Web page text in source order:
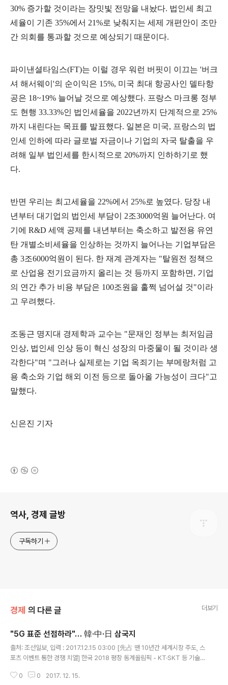
30% 증가할 것이라는 장밋빛 전망을 내놨다. 법인세 최고
세율이 기존 35%에서 21%로 낮춰지는 세제 개편안이 조만
간 의회를 통과할 것으로 예상되기 때문이다.
파이낸셜타임스(FT)는 이럴 경우 워런 버핏이 이끄는 '버크
셔 해서웨이 '의 순이익은 15%, 미국 최대 항공사인 델타항
공은 18~19% 늘어날 것으로 예상했다. 프랑스 마크롱 정부
도 현행 33.33%인 법인세율을 2022년까지 단계적으로 25%
까지 내린다는 목표를 발표했다. 일본은 미국, 프랑스의 법
인세 인하에 따라 글로벌 자금이나 기업의 자국 탈출을 우
려해 일부 법인세를 한시적으로 20%까지 인하하기로 했
다.
반면 우리는 최고세율을 22%에서 25%로 높였다. 당장 내
년부터 대기업의 법인세 부담이 2조3000억원 늘어난다. 여
기에 R&D 세액 공제를 내년부터는 축소하고 발전용 유연
탄 개별소비세율을 인상하는 것까지 늘어나는 기업부담은
총 3조6000억원이 된다. 한 재계 관계자는 "탈원전 정책으
로 산업용 전기요금까지 올리는 것 등까지 포함하면 , 기업
의 연간 추가 비용 부담은 100조원을 훌쩍 넘어설 것"이라
고 우려했다.
조동근 명지대 경제학과 교수는 "문재인 정부는 최저임금
인상, 법인세 인상 등이 혁신 성장의 마중물이 될 것이라 생
각한다"며 "그러나 실제로는 기업 옥죄기는 부메랑처럼 고
용 축소와 기업 해외 이전 등으로 돌아올 가능성이 크다"고
말했다.
신은진 기자
역사, 경제 글방
구독하기
경제 의 다른 글 더보기
"5G 표준 선점하라"… 韓·中·日 삼국지
출처: 조선일보, 입력 : 2017.12.15 03:00 [先占 땐 10년간 세계시장 주도, 스
포츠 이벤트 통한 경쟁 치열] 한국 2018 평창 동계올림픽 - KT·SKT 등 기술
국 2022 베이징 동계올림픽 - 3社, 향후 7년간 196조원 투자 5G(5세대 이
0 0 2017. 12. 15.